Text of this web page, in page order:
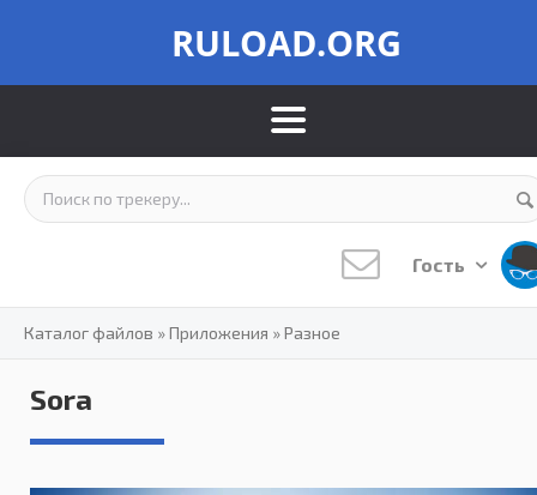
RULOAD.ORG
Гость
Каталог файлов »Приложения »Разное
Sora